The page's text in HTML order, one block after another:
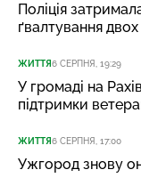
Поліція
ґвалтування двох
ЖИТТЯ6 СЕРПНЯ, 19:29
У громаді на
підтримки
ЖИТТЯ6 СЕРПНЯ, 17:00
Ужгород знову